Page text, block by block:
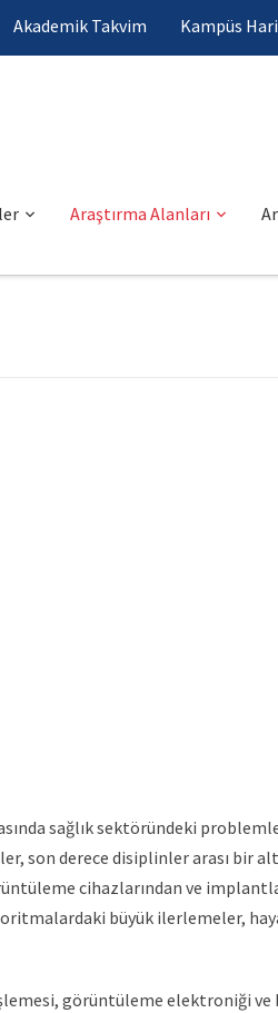
Akademik Takvim Kampüs
Araştırma Alanları
sağlık sektöründeki
derece disiplinler arası bir
cihazlarından ve
büyük ilerlemeler,
görüntüleme elektroniği